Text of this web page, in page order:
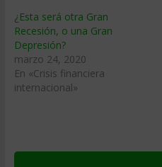
¿Esta será otra Gran
Recesión, o una Gran
Depresión?
marzo 24, 2020
En «Crisis financiera
internacional»